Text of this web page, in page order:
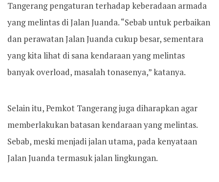
Tangerang pengaturan terhadap keberadaan armada
yang melintas di Jalan Juanda. “Sebab untuk perbaikan
dan perawatan Jalan Juanda cukup besar, sementara
yang kita lihat di sana kendaraan yang melintas
banyak overload, masalah tonasenya,” katanya.
Selain itu, Pemkot Tangerang juga diharapkan agar
memberlakukan batasan kendaraan yang melintas.
Sebab, meski menjadi jalan utama, pada kenyataan
Jalan Juanda termasuk jalan lingkungan.